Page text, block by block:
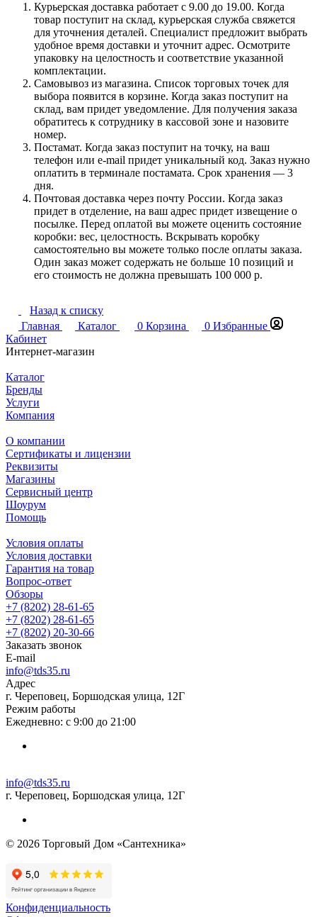
Курьерская доставка работает с 9.00 до 19.00. Когда
товар поступит на склад, курьерская служба свяжется
для уточнения деталей. Специалист предложит выбрать
удобное время доставки и уточнит адрес. Осмотрите
упаковку на целостность и соответствие указанной
комплектации.
Самовывоз из магазина. Список торговых точек для
выбора появится в корзине. Когда заказ поступит на
склад, вам придет уведомление. Для получения заказа
обратитесь к сотруднику в кассовой зоне и назовите
номер.
Постамат. Когда заказ поступит на точку, на ваш
телефон или e-mail придет уникальный код. Заказ нужно
оплатить в терминале постамата. Срок хранения — 3
дня.
Почтовая доставка через почту России. Когда заказ
придет в отделение, на ваш адрес придет извещение о
посылке. Перед оплатой вы можете оценить состояние
коробки: вес, целостность. Вскрывать коробку
самостоятельно вы можете только после оплаты заказа.
Один заказ может содержать не больше 10 позиций и
его стоимость не должна превышать 100 000 р.
Назад к списку
Главная
Каталог 0 Корзина 0 Избранные
Кабинет
Интернет-магазин
Каталог
Бренды
Услуги
Компания
О компании
Сертификаты и лицензии
Реквизиты
Магазины
Сервисный центр
Шоурум
Помощь
Условия оплаты
Условия доставки
Гарантия на товар
Вопрос-ответ
Обзоры
+7 (8202) 28‑61-65
+7 (8202) 28‑61-65
+7 (8202) 20‑30-66
Заказать звонок
E-mail
info@tds35.ru
Адрес
г. Череповец, Боршодская улица, 12Г
Режим работы
Ежедневно: с 9:00 до 21:00
info@tds35.ru
г. Череповец, Боршодская улица, 12Г
© 2026 Торговый Дом «Сантехника»
Конфиденциальность